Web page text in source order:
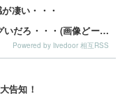
凄い・・・
日向坂OGの最新ランジェリー、もうエグいだろ・・・(画像どーん)
Powered by livedoor 相互RSS
告知！